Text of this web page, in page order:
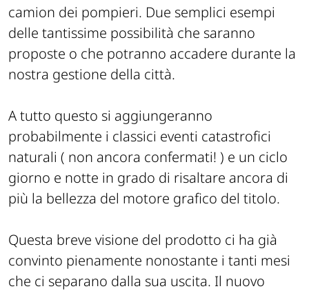
camion dei pompieri. Due semplici esempi
delle tantissime possibilità che saranno
proposte o che potranno accadere durante la
nostra gestione della città.
A tutto questo si aggiungeranno
probabilmente i classici eventi catastrofici
naturali ( non ancora confermati! ) e un ciclo
giorno e notte in grado di risaltare ancora di
più la bellezza del motore grafico del titolo.
Questa breve visione del prodotto ci ha già
convinto pienamente nonostante i tanti mesi
che ci separano dalla sua uscita. Il nuovo